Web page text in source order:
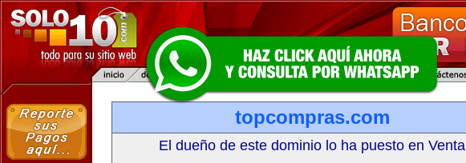
topcompras.com
El dueño de este dominio lo ha puesto en Venta